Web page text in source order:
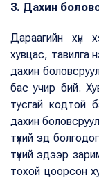
3. Дахин
Дараагийн хүн
хувцас, тавилга
дахин
бас учир бий.
тусгай кодтой
дахин
түүхий эд
түүхий эдээр
тохой цоорсон